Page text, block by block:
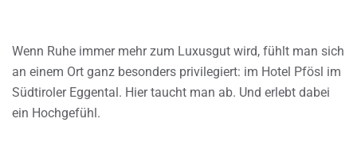
Wenn Ruhe immer mehr zum Luxusgut wird, fühlt man sich
an einem Ort ganz besonders privilegiert: im Hotel Pfösl im
Südtiroler Eggental. Hier taucht man ab. Und erlebt dabei
ein Hochgefühl.